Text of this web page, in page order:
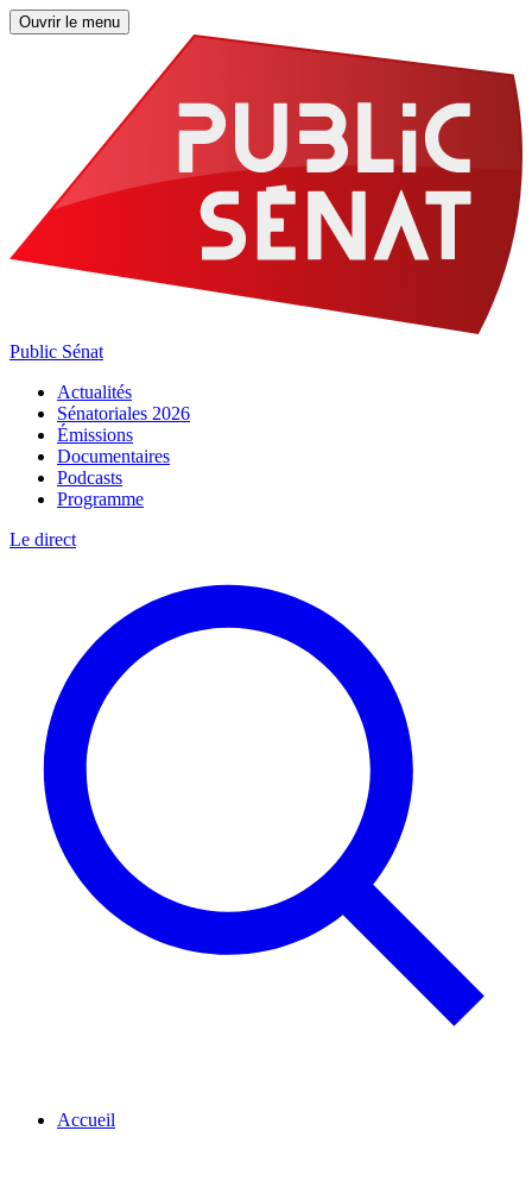
Ouvrir le menu
Public Sénat
Actualités
Sénatoriales 2026
Émissions
Documentaires
Podcasts
Programme
Le direct
Accueil